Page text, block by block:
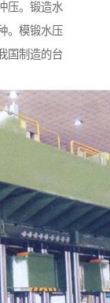
压。锻造水
。模锻水压
国制造的台